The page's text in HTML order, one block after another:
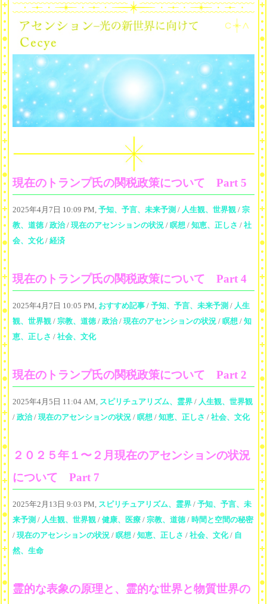
現在のトランプ氏の関税政策について Part 5
2025年4月7日 10:09 PM, 予知、予言、未来予測 / 人生観、世界観 / 宗
教、道徳/ 政治/ 現在のアセンションの状況 / 瞑想 / 知恵、正しさ / 社
会、文化/ 経済
現在のトランプ氏の関税政策について Part 4
2025年4月7日 10:05 PM, おすすめ記事 / 予知、予言、未来予測 / 人生
観、世界観 / 宗教、道徳/ 政治/ 現在のアセンションの状況 / 瞑想 / 知
恵、正しさ / 社会、文化
現在のトランプ氏の関税政策について Part 2
2025年4月5日 11:04 AM, スピリチュアリズム、霊界 / 人生観、世界観
/ 政治/ 現在のアセンションの状況 / 瞑想 / 知恵、正しさ / 社会、文化
２０２５年１〜２月現在のアセンションの状況
について Part 7
2025年2月13日 9:03 PM, スピリチュアリズム、霊界 / 予知、予言、未
来予測 / 人生観、世界観 / 健康、医療 / 宗教、道徳/ 時間と空間の秘密
/ 現在のアセンションの状況 / 瞑想 / 知恵、正しさ / 社会、文化/ 自
然、生命
霊的な表象の原理と、霊的な世界と物質世界の